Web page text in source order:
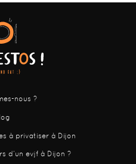
nous ?
à privatiser à Dijon
d’un evjf à Dijon ?